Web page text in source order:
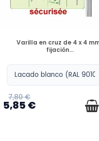
DISPONIBLE
Varilla en cruz de 4 x 4
fijación...
7,80 €
5,85 €